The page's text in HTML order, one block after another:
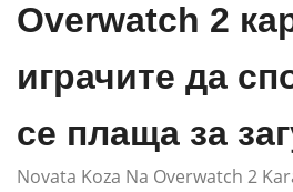
Overwatch 2
играчите да
се плаща за
Novata Koza Na Overwatch 2